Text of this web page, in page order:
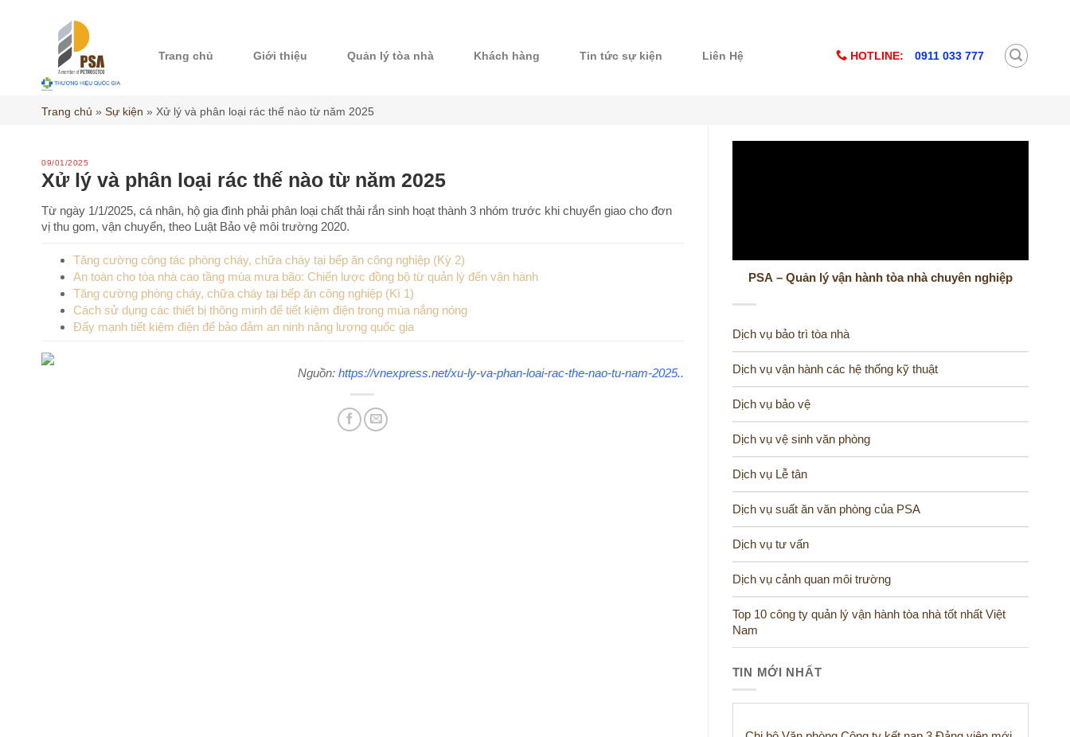
Trang chủ Giới thiệu Quản lý tòa nhà Khách hàng Tin tức sự kiện Liên Hệ HOTLINE: 0911 033 777
Trang chủ » Sự kiện » Xử lý và phân loại rác thế nào từ năm 2025
09/01/2025
Xử lý và phân loại rác thế nào từ năm 2025
Từ ngày 1/1/2025, cá nhân, hộ gia đình phải phân loại chất thải rắn sinh hoạt thành 3 nhóm trước khi chuyển giao cho đơn
vị thu gom, vận chuyển, theo Luật Bảo vệ môi trường 2020.
Tăng cường công tác phòng cháy, chữa cháy tại bếp ăn công nghiệp (Kỳ 2)
An toàn cho tòa nhà cao tầng mùa mưa bão: Chiến lược đồng bộ từ quản lý đến vận hành
Tăng cường phòng cháy, chữa cháy tại bếp ăn công nghiệp (Kì 1)
Cách sử dụng các thiết bị thông minh để tiết kiệm điện trong mùa nắng nóng
Đẩy mạnh tiết kiệm điện để bảo đảm an ninh năng lượng quốc gia
Nguồn: https://vnexpress.net/xu-ly-va-phan-loai-rac-the-nao-tu-nam-2025..
PSA – Quản lý vận hành tòa nhà chuyên nghiệp
Dịch vụ bảo trì tòa nhà
Dịch vụ vận hành các hệ thống kỹ thuật
Dịch vụ bảo vệ
Dịch vụ vệ sinh văn phòng
Dịch vụ Lễ tân
Dịch vụ suất ăn văn phòng của PSA
Dịch vụ tư vấn
Dịch vụ cảnh quan môi trường
Top 10 công ty quản lý vận hành tòa nhà tốt nhất Việt
Nam
TIN MỚI NHẤT